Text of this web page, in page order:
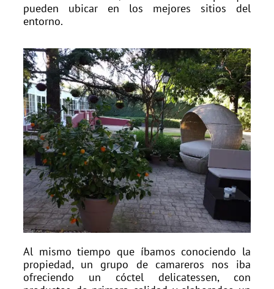
pueden ubicar en los mejores sitios del
entorno.
Al mismo tiempo que íbamos conociendo la
propiedad, un grupo de camareros nos iba
ofreciendo un cóctel delicatessen, con